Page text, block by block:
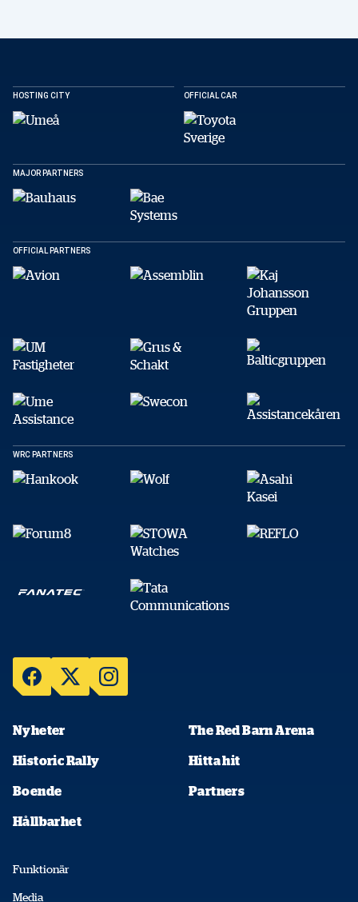
HOSTING CITY OFFICIAL CAR
MAJOR PARTNERS
OFFICIAL PARTNERS
WRC PARTNERS
Nyheter The Red Barn Arena
Historic Rally Hitta hit
Boende Partners
Hållbarhet
Funktionär
Media
DELA
X